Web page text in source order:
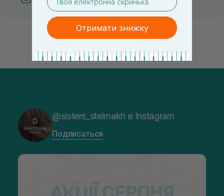
@sisters_stelmakh в Instagram
Подписаться
Отримати знижку